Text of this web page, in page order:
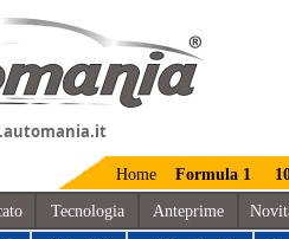
Home Formula 1
Tecnologia Anteprime